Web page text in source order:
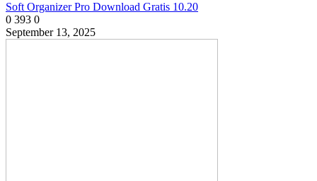
Soft Organizer Pro Download Gratis 10.20
0 393 0
September 13, 2025